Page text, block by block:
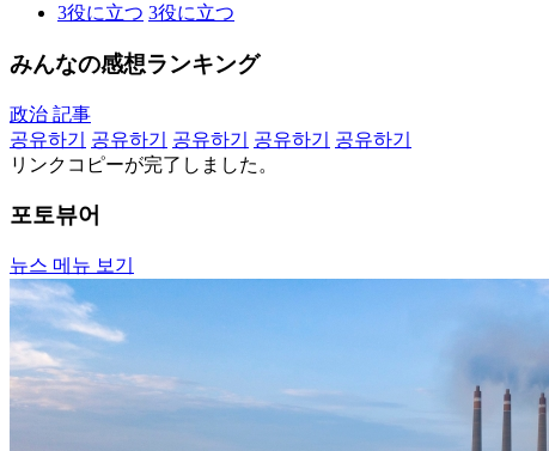
3役に立つ 3役に立つ
みんなの感想ランキング
政治 記事
공유하기
공유하기 공유하기 공유하기
공유하기
リンクコピーが完了しました。
포토뷰어
뉴스 메뉴 보기